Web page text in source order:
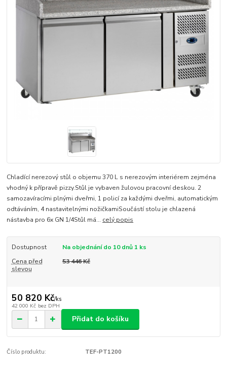
Chladící nerezový stůl o objemu 370 L s nerezovým interiérem zejména
vhodný k přípravě pizzy.Stůl je vybaven žulovou pracovní deskou. 2
samozavíracími plnými dveřmi, 1 policí za každými dveřmi, automatickým
odtáváním, 4 nastavitelnými nožičkamiSoučástí stolu je chlazená
nástavba pro 6x GN 1/4Stůl má... celý popis
Dostupnost
Na objednání do 10 dnů 1 ks
Cena před
slevou
53 446 Kč
50 820 Kč/ks
42 000 Kč bez DPH
Přidat do košíku
Číslo produktu: TEF-PT1200